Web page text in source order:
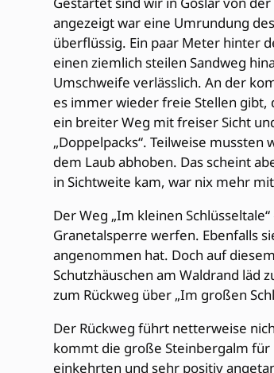
angezeigt war eine Umrundung
überflüssig. Ein paar Meter hinter
einen ziemlich steilen Sandweg
Umschweife verlässlich. An der
es immer wieder freie Stellen gibt,
ein breiter Weg mit freiser Sicht
„Doppelpacks“. Teilweise
dem Laub abhoben. Das scheint
in Sichtweite kam, war nix mehr
Der Weg „Im kleinen
Granetalsperre werfen. Ebenfalls
angenommen hat. Doch auf
Schutzhäuschen am Waldrand läd
zum Rückweg über „Im großen
Der Rückweg führt netterweise
kommt die große Steinbergalm für
einkehrten und sehr positiv